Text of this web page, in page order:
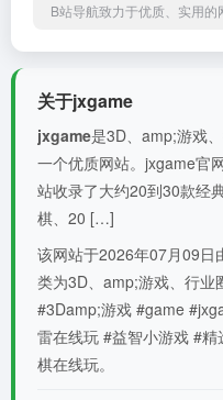
B站导航致力于优质、实用的
关于jxgame
jxgame是3D、amp;游戏
一个优质网站。jxgame官
站收录了大约20到30款经
棋、20 […]
该网站于2026年07月09日
类为3D、amp;游戏、行业
#3Damp;游戏 #game
雷在线玩 #益智小游戏 #
棋在线玩。